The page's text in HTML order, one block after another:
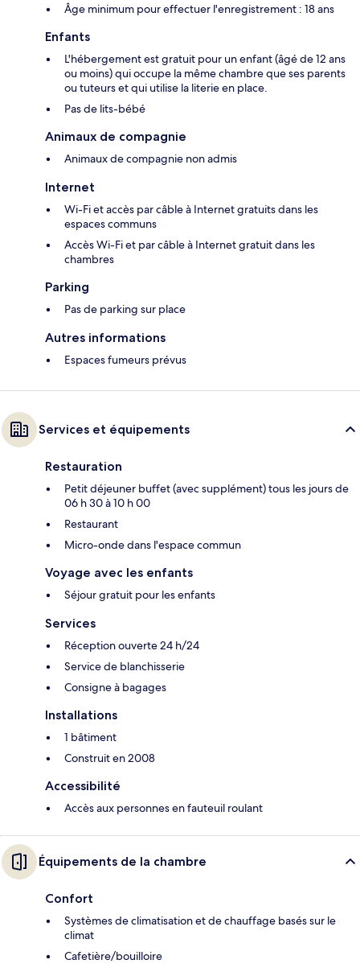
Âge minimum pour effectuer l'enregistrement : 18 ans
Enfants
L'hébergement est gratuit pour un enfant (âgé de 12 ans
ou moins) qui occupe la même chambre que ses parents
ou tuteurs et qui utilise la literie en place.
Pas de lits-bébé
Animaux de compagnie
Animaux de compagnie non admis
Internet
Wi-Fi et accès par câble à Internet gratuits dans les
espaces communs
Accès Wi-Fi et par câble à Internet gratuit dans les
chambres
Parking
Pas de parking sur place
Autres informations
Espaces fumeurs prévus
Services et équipements
Restauration
Petit déjeuner buffet (avec supplément) tous les jours de
06 h 30 à 10 h 00
Restaurant
Micro-onde dans l'espace commun
Voyage avec les enfants
Séjour gratuit pour les enfants
Services
Réception ouverte 24 h/24
Service de blanchisserie
Consigne à bagages
Installations
1 bâtiment
Construit en 2008
Accessibilité
Accès aux personnes en fauteuil roulant
Équipements de la chambre
Confort
Systèmes de climatisation et de chauffage basés sur le
climat
Cafetière/bouilloire